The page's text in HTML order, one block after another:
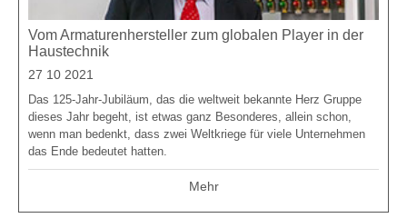
Vom Armaturenhersteller zum globalen Player in der
Haustechnik
27 10 2021
Das 125-Jahr-Jubiläum, das die weltweit bekannte Herz Gruppe
dieses Jahr begeht, ist etwas ganz Besonderes, allein schon,
wenn man bedenkt, dass zwei Weltkriege für viele Unternehmen
das Ende bedeutet hatten.
Mehr